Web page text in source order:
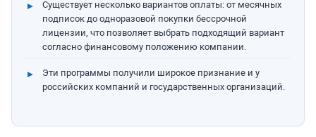
Существует несколько вариантов оплаты: от месячных
подписок до одноразовой покупки бессрочной
лицензии, что позволяет выбрать подходящий вариант
согласно финансовому положению компании.
Эти программы получили широкое признание и у
российских компаний и государственных организаций.